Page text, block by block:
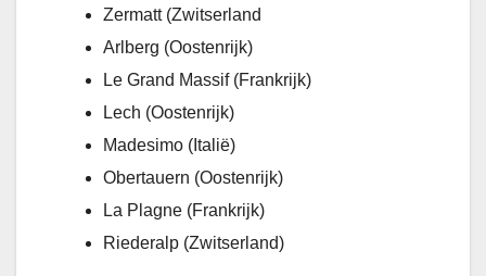
Zermatt (Zwitserland
Arlberg (Oostenrijk)
Le Grand Massif (Frankrijk)
Lech (Oostenrijk)
Madesimo (Italië)
Obertauern (Oostenrijk)
La Plagne (Frankrijk)
Riederalp (Zwitserland)